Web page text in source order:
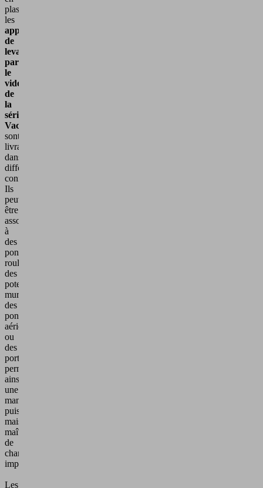
plastique,
les
appareils
de
levage
par
le
vide
de
la
série
VacuMaster
sont
livrables
dans
différentes
configurations.
Ils
peuvent
être
associés
à
des
ponts
roulants,
des
potences
murales,
des
ponts
aériens
ou
des
portiques,
permettant
ainsi
une
manutention
puissante
mais
maîtrisée
de
charges
importantes.
Les